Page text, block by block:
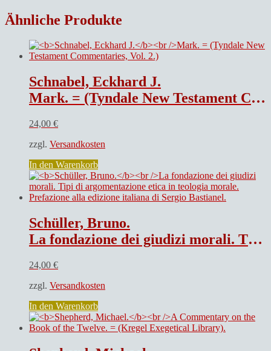
Ähnliche Produkte
Schnabel, Eckhard J.
Mark. = (Tyndale New Testament Commentaries, Vol. 2.)
24,00 €
zzgl. Versandkosten
In den Warenkorb
Schüller, Bruno.
La fondazione dei giudizi morali. Tipi di argomentazione etica in teologia morale. Prefazione alla edizione italiana di Sergio Bastianel.
24,00 €
zzgl. Versandkosten
In den Warenkorb